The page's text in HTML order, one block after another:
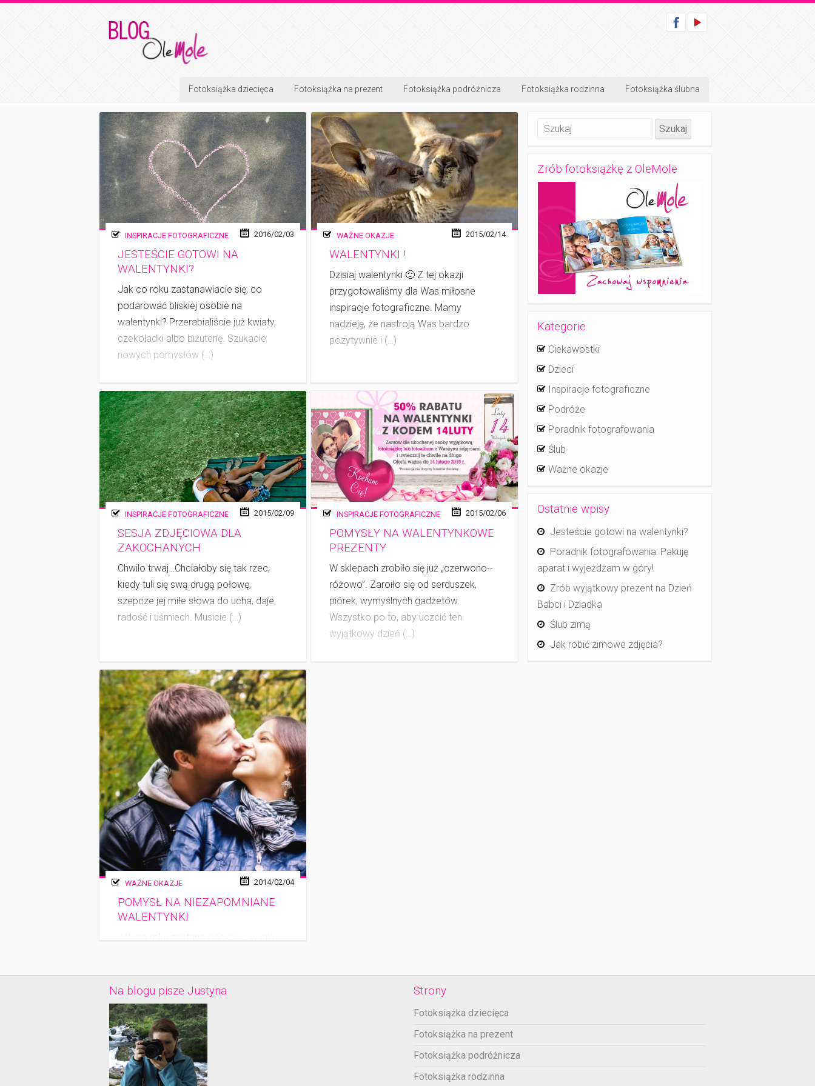
Fotoksiążka dziecięca Fotoksiążka na prezent Fotoksiążka podróżnicza Fotoksiążka rodzinna Fotoksiążka ślubna
INSPIRACJE FOTOGRAFICZNE 2016/02/03
JESTEŚCIE GOTOWI NA
WALENTYNKI?
Jak co roku zastanawiacie się, co
podarować bliskiej osobie na
walentynki? Przerabialiście już kwiaty,
czekoladki albo biżuterię. Szukacie
nowych pomysłów (…)
WAŻNE OKAZJE 2015/02/14
WALENTYNKI !
Dzisiaj walentynki 🙂 Z tej okazji
przygotowaliśmy dla Was miłosne
inspiracje fotograficzne. Mamy
nadzieję, że nastroją Was bardzo
pozytywnie i (…)
INSPIRACJE FOTOGRAFICZNE 2015/02/09
SESJA ZDJĘCIOWA DLA
ZAKOCHANYCH
Chwilo trwaj…Chciałoby się tak rzec,
kiedy tuli się swą drugą połowę,
szepcze jej miłe słowa do ucha, daje
radość i uśmiech. Musicie (…)
INSPIRACJE FOTOGRAFICZNE 2015/02/06
POMYSŁY NA WALENTYNKOWE
PREZENTY
W sklepach zrobiło się już „czerwono-­
różowo”. Zaroiło się od serduszek,
piórek, wymyślnych gadżetów.
Wszystko po to, aby uczcić ten
wyjątkowy dzień (…)
WAŻNE OKAZJE 2014/02/04
POMYSŁ NA NIEZAPOMNIANE
WALENTYNKI
kolację albo wyjście do klubu. Szukacie
(…)
Zrób fotoksiążkę z OleMole
Kategorie
Ciekawostki
Dzieci
Inspiracje fotograficzne
Podróże
Poradnik fotografowania
Ślub
Ważne okazje
Ostatnie wpisy
Jesteście gotowi na walentynki?
Poradnik fotografowania: Pakuję
aparat i wyjeżdżam w góry!
Zrób wyjątkowy prezent na Dzień
Babci i Dziadka
Ślub zimą
Jak robić zimowe zdjęcia?
Na blogu pisze Justyna Strony
Fotoksiążka dziecięca
Fotoksiążka na prezent
Fotoksiążka podróżnicza
Fotoksiążka rodzinna